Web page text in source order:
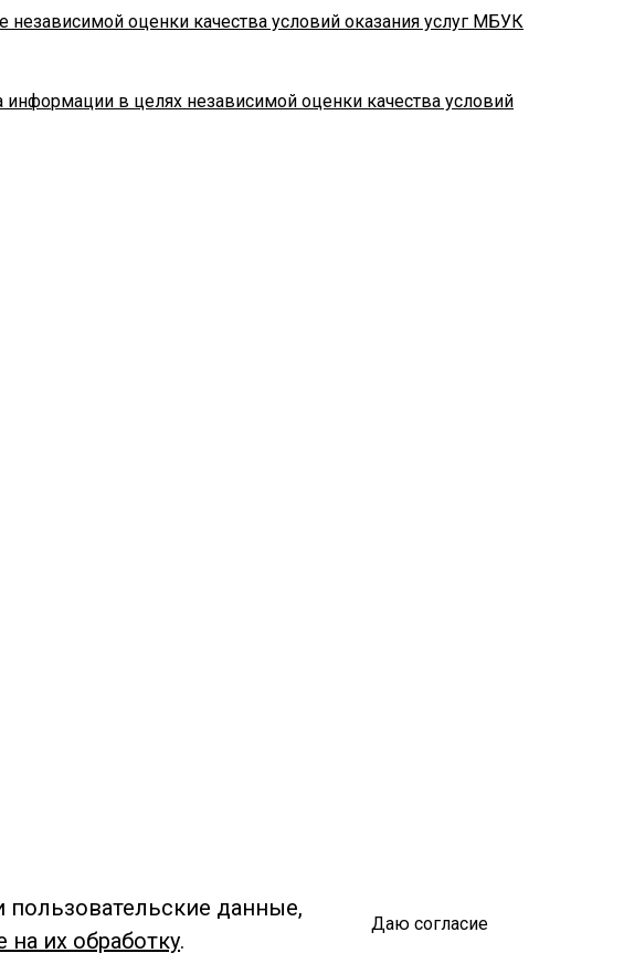
оценки качества условий оказания услуг МБУК
информации в целях независимой оценки качества условий
данные,
на их обработку.
Даю согласие